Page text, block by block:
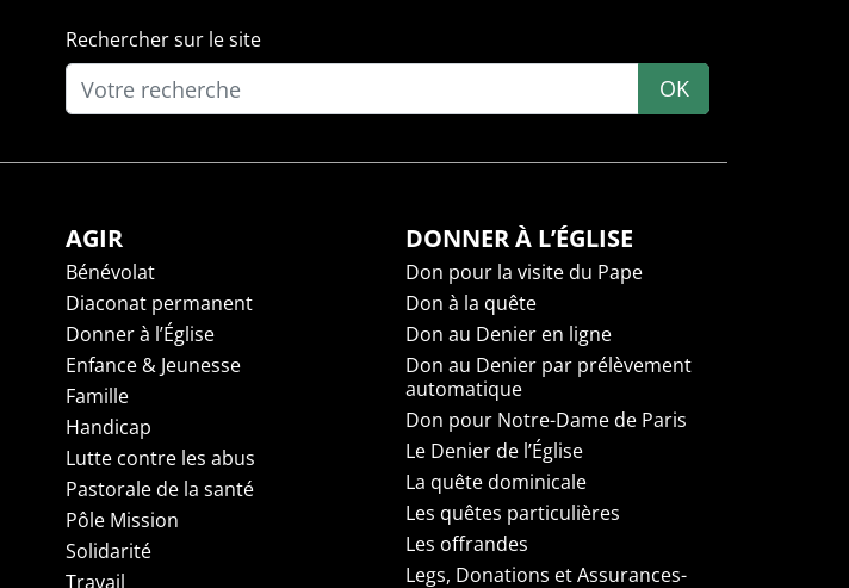
Rechercher sur le site
OK
AGIR
Bénévolat
Diaconat permanent
Donner à l’Église
Enfance & Jeunesse
Famille
Handicap
Lutte contre les abus
Pastorale de la santé
Pôle Mission
Solidarité
Travail
DONNER À L’ÉGLISE
Don pour la visite du Pape
Don à la quête
Don au Denier en ligne
Don au Denier par prélèvement
automatique
Don pour Notre-Dame de Paris
Le Denier de l’Église
La quête dominicale
Les quêtes particulières
Les offrandes
Legs, Donations et Assurances-